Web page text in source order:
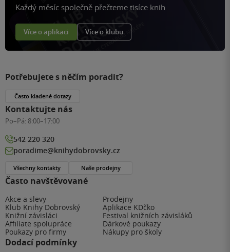
Každý měsíc společně přečteme tisíce knih
Více o aplikaci Více o klubu
Často navštěvované
Akce a slevy
Prodejny
Klub Knihy Dobrovský
Aplikace KDčko
Knižní závisláci
Festival knižních závisláků
Affiliate spolupráce
Dárkové poukazy
Poukazy pro firmy
Nákupy pro školy
Dodací podmínky
Potřebujete s něčím poradit?
Často kladené dotazy
Kontaktujte nás
Po–Pá: 8:00–17:00
542 220 320
poradime@knihydobrovsky.cz
Všechny kontakty Naše prodejny